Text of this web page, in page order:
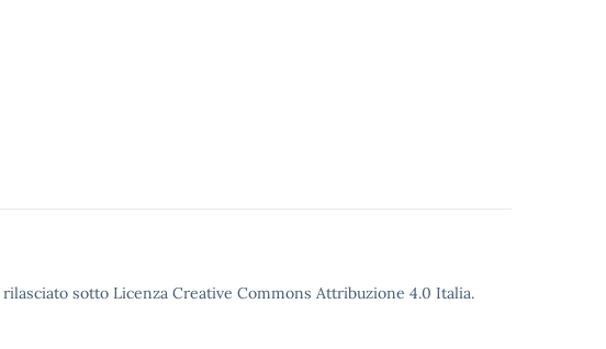
sotto Licenza Creative Commons Attribuzione 4.0 Italia.